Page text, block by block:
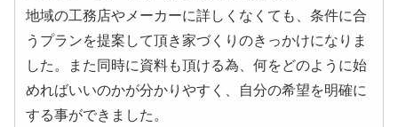
地域の工務店やメーカーに詳しくなくても、条件に合
うプランを提案して頂き家づくりのきっかけになりま
した。また同時に資料も頂ける為、何をどのように始
めればいいのかが分かりやすく、自分の希望を明確に
する事ができました。